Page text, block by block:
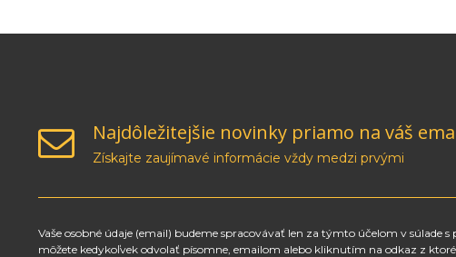
Najdôležitejšie novinky priamo na váš
Získajte zaujímavé informácie vždy medzi prvými
Vaše osobné údaje (email) budeme spracovávať len za týmto účelom v
môžete kedykoľvek odvolať písomne, emailom alebo kliknutím na odkaz z